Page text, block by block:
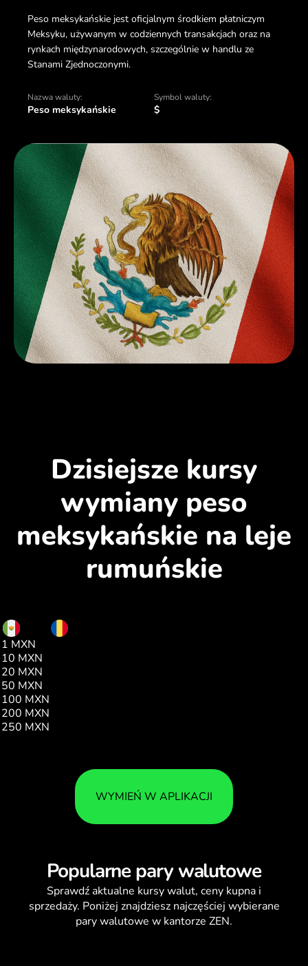
Peso meksykańskie jest oficjalnym środkiem płatniczym
Meksyku, używanym w codziennych transakcjach oraz na
rynkach międzynarodowych, szczególnie w handlu ze
Stanami Zjednoczonymi.
Nazwa waluty:
Peso meksykańskie
Symbol waluty:
$
Dzisiejsze kursy
wymiany peso
meksykańskie na leje
rumuńskie
1 MXN
10 MXN
20 MXN
50 MXN
100 MXN
200 MXN
250 MXN
WYMIEŃ W APLIKACJI
Popularne pary walutowe
Sprawdź aktualne kursy walut, ceny kupna i
sprzedaży. Poniżej znajdziesz najczęściej wybierane
pary walutowe w kantorze ZEN.